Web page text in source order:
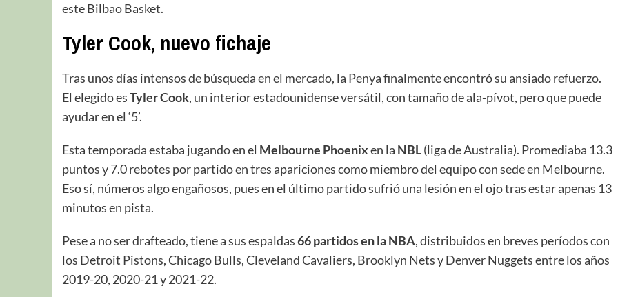
este Bilbao Basket.
Tyler Cook, nuevo fichaje
Tras unos días intensos de búsqueda en el mercado, la Penya finalmente encontró su ansiado refuerzo.
El elegido esTyler Cook, un interior estadounidense versátil, con tamaño de ala-pívot, pero que puede
ayudar en el ‘5’.
Esta temporada estaba jugando en el Melbourne Phoenixen la NBL(liga de Australia). Promediaba 13.3
puntos y 7.0 rebotes por partido en tres apariciones como miembro del equipo con sede en Melbourne.
Eso sí, números algo engañosos, pues en el último partido sufrió una lesión en el ojo tras estar apenas 13
minutos en pista.
Pese a no ser drafteado, tiene a sus espaldas66 partidos en la NBA, distribuidos en breves períodos con
los Detroit Pistons, Chicago Bulls, Cleveland Cavaliers, Brooklyn Nets y Denver Nuggets entre los años
2019-20, 2020-21 y 2021-22.